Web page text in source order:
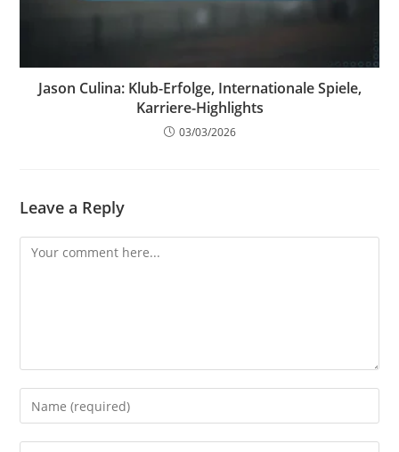
Jason Culina: Klub-Erfolge, Internationale Spiele,
Karriere-Highlights
03/03/2026
Leave a Reply
Comment
Enter
your
name